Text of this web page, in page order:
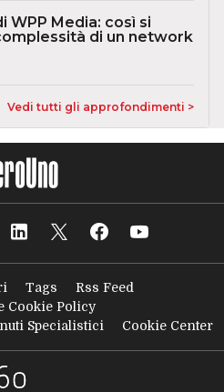
WPP Media: così si
di un network
Vedi tutti gli approfondimenti >
Tags
Rss Feed
Cookie Policy
Specialistici
Cookie Center